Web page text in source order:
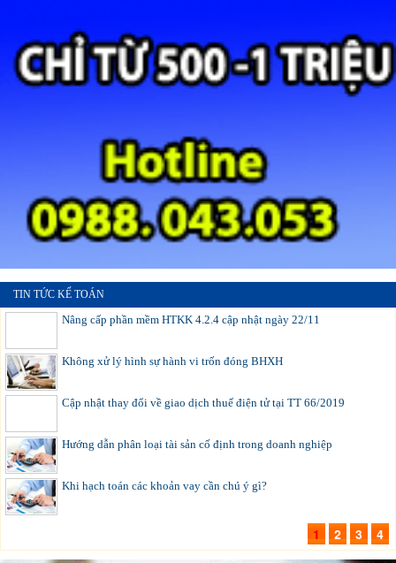
TIN TỨC KẾ TOÁN
Nâng cấp phần mềm HTKK 4.2.4 cập nhật ngày 22/11
Không xử lý hình sự hành vi trốn đóng BHXH
Cập nhật thay đổi về giao dịch thuế điện tử tại TT 66/2019
Hướng dẫn phân loại tài sản cố định trong doanh nghiệp
Khi hạch toán các khoản vay cần chú ý gì?
1 2 3 4